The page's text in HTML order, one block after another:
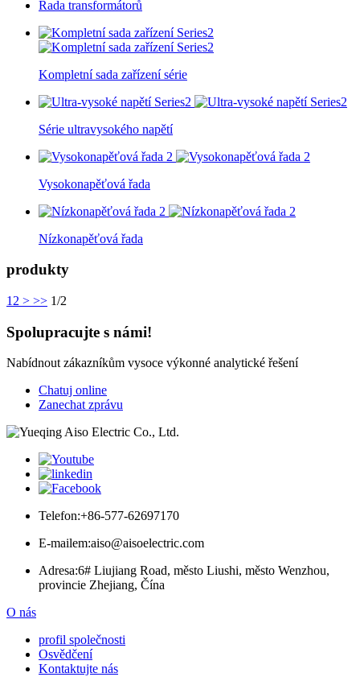
Řada transformátorů
Kompletní sada zařízení série
Série ultravysokého napětí
Vysokonapěťová řada
Nízkonapěťová řada
produkty
1 2 > >> 1/2
Spolupracujte s námi!
Nabídnout zákazníkům vysoce výkonné analytické řešení
Chatuj online
Zanechat zprávu
Telefon:+86-577-62697170
E-mailem:aiso@aisoelectric.com
Adresa:6# Liujiang Road, město Liushi, město Wenzhou,
provincie Zhejiang, Čína
O nás
profil společnosti
Osvědčení
Kontaktujte nás